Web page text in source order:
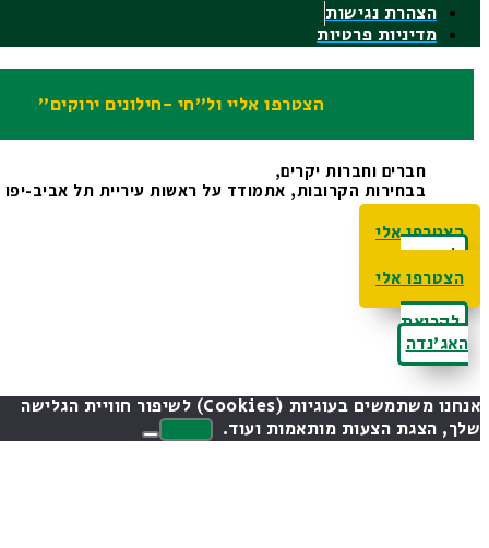
הצהרת נגישות
מדיניות פרטיות
הצטרפו אליי ול"חי -חילונים ירוקים"
חברים וחברות יקרים,
בבחירות הקרובות, אתמודד על ראשות עיריית תל אביב-יפו
הצטרפו אלי
לקריאת
האג'נדה
הצטרפו אלי
לקריאת
האג'נדה
אנחנו משתמשים בעוגיות (cookies) לשיפור חוויית הגלישה
שלך, הצגת הצעות מותאמות ועוד.